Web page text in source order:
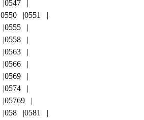
0547
0550
0551
0555
0558
0563
0566
0569
0574
05769
058
0581